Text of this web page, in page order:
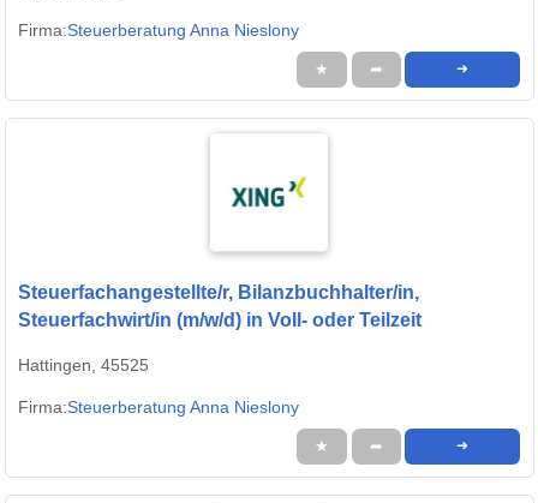
Firma:Steuerberatung Anna Nieslony
★ ➦ ➜
Steuerfachangestellte/r, Bilanzbuchhalter/in,
Steuerfachwirt/in (m/w/d) in Voll- oder Teilzeit
Hattingen, 45525
Firma:Steuerberatung Anna Nieslony
★ ➦ ➜